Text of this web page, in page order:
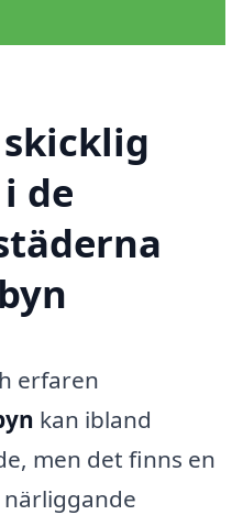
de
erfaren
kan ibland
men det finns en